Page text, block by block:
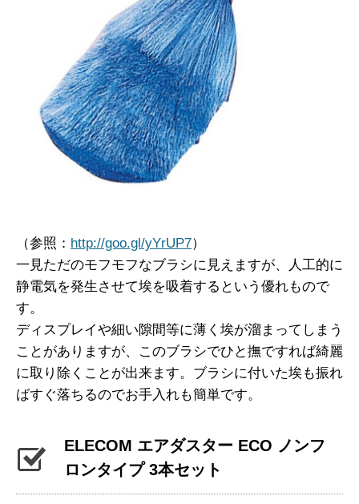
（参照： http://goo.gl/yYrUP7）
一見ただのモフモフなブラシに見えますが、人工的に
静電気を発生させて埃を吸着するという優れもので
す。
ディスプレイや細い隙間等に薄く埃が溜まってしまう
ことがありますが、このブラシでひと撫ですれば綺麗
に取り除くことが出来ます。ブラシに付いた埃も振れ
ばすぐ落ちるのでお手入れも簡単です。
ELECOM エアダスター ECO ノンフ
ロンタイプ 3本セット